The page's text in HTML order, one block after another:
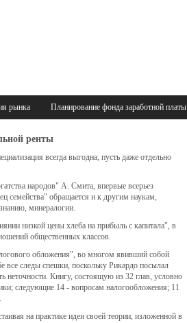
рынка Планирование фонда заработной платы
ренты
всегда выгодна, пусть даже отдельно
народов" А. Смита, впервые всерьез
семейства" обращается и к другим наукам,
минералогии.
низкой цены хлеба на прибыль с капитала", в
общественных классов.
обложения", во многом явивший собой
все следы спешки, поскольку Рикардо посылал
неточности. Книгу, состоящую из 32 глав, условно
следующие 14 - вопросам налогообложения; 11
на практике идеи своей теории, изложенной в